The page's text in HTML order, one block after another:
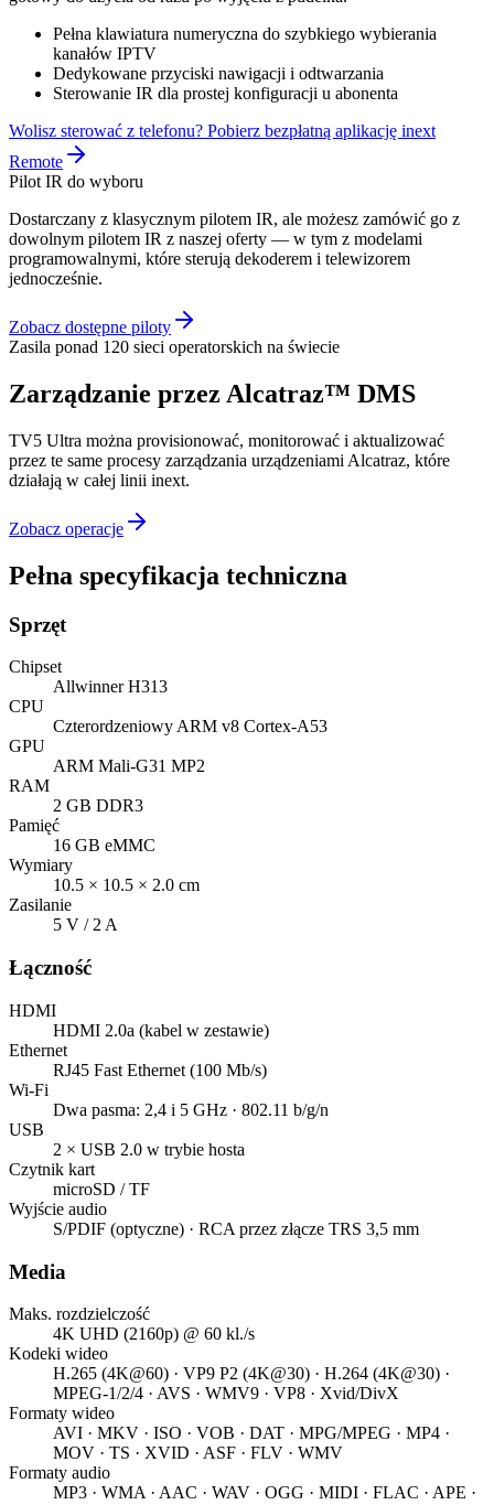
Pełna klawiatura numeryczna do szybkiego wybierania
kanałów IPTV
Dedykowane przyciski nawigacji i odtwarzania
Sterowanie IR dla prostej konfiguracji u abonenta
Wolisz sterować z telefonu? Pobierz bezpłatną aplikację inext
Remote
Pilot IR do wyboru
Dostarczany z klasycznym pilotem IR, ale możesz zamówić go z
dowolnym pilotem IR z naszej oferty — w tym z modelami
programowalnymi, które sterują dekoderem i telewizorem
jednocześnie.
Zobacz dostępne piloty
Zasila ponad 120 sieci operatorskich na świecie
Zarządzanie przez Alcatraz™ DMS
TV5 Ultra można provisionować, monitorować i aktualizować
przez te same procesy zarządzania urządzeniami Alcatraz, które
działają w całej linii inext.
Zobacz operacje
Pełna specyfikacja techniczna
Sprzęt
Chipset
Allwinner H313
CPU
Czterordzeniowy ARM v8 Cortex-A53
GPU
ARM Mali-G31 MP2
RAM
2 GB DDR3
Pamięć
16 GB eMMC
Wymiary
10.5 × 10.5 × 2.0 cm
Zasilanie
5 V / 2 A
Łączność
HDMI
HDMI 2.0a (kabel w zestawie)
Ethernet
RJ45 Fast Ethernet (100 Mb/s)
Wi-Fi
Dwa pasma: 2,4 i 5 GHz · 802.11 b/g/n
USB
2 × USB 2.0 w trybie hosta
Czytnik kart
microSD / TF
Wyjście audio
S/PDIF (optyczne) · RCA przez złącze TRS 3,5 mm
Media
Maks. rozdzielczość
4K UHD (2160p) @ 60 kl./s
Kodeki wideo
H.265 (4K@60) · VP9 P2 (4K@30) · H.264 (4K@30) ·
MPEG-1/2/4 · AVS · WMV9 · VP8 · Xvid/DivX
Formaty wideo
AVI · MKV · ISO · VOB · DAT · MPG/MPEG · MP4 ·
MOV · TS · XVID · ASF · FLV · WMV
Formaty audio
MP3 · WMA · AAC · WAV · OGG · MIDI · FLAC · APE ·